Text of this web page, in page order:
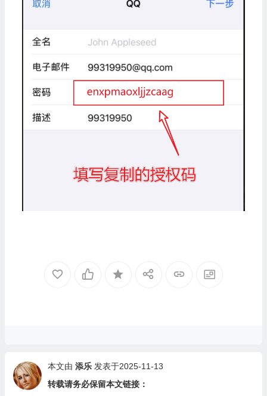
本文由 添乐 发表于2025-11-13
转载请务必保留本文链接：